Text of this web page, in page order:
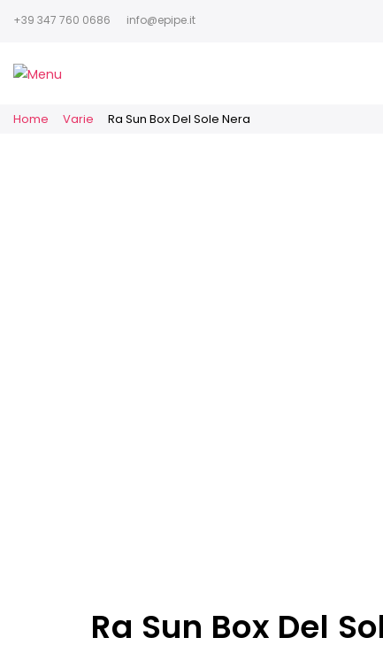
+39 347 760 0686 info@epipe.it
Home Varie Ra Sun Box Del Sole Nera
Ra Sun Box Del